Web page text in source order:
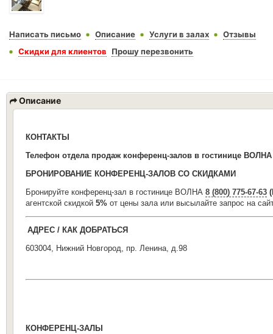
Написать письмо Описание Услуги в залах
Отзывы
Скидки для клиентов
Прошу перезвонить
Описание
КОНТАКТЫ
Телефон отдела продаж конференц-залов в гостинице
БРОНИРОВАНИЕ КОНФЕРЕНЦ-ЗАЛОВ СО СКИДКАМИ
Бронируйте конференц-зал в гостинице ВОЛНА 8 (800) 775-67-63
агентской скидкой 5% от цены зала или высылайте запрос на
АДРЕС / КАК ДОБРАТЬСЯ
603004, Нижний Новгород, пр. Ленина, д.98
КОНФЕРЕНЦ-ЗАЛЫ